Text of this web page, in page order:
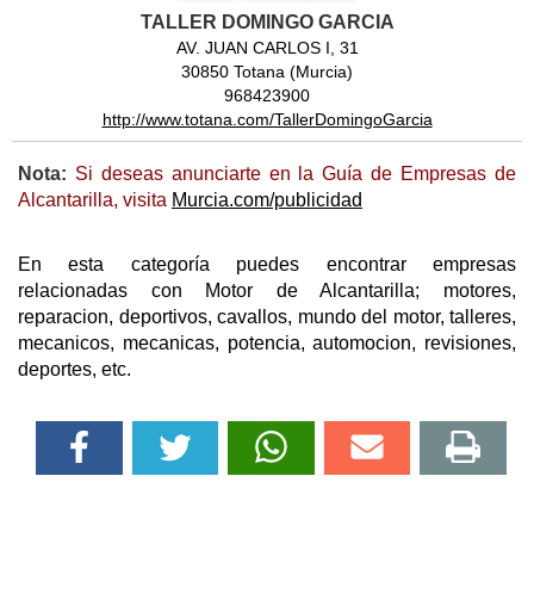
TALLER DOMINGO GARCIA
AV. JUAN CARLOS I, 31
30850 Totana (Murcia)
968423900
http://www.totana.com/TallerDomingoGarcia
Nota: Si deseas anunciarte en la Guía de Empresas de
Alcantarilla, visita Murcia.com/publicidad
En esta categoría puedes encontrar empresas
relacionadas con Motor de Alcantarilla; motores,
reparacion, deportivos, cavallos, mundo del motor, talleres,
mecanicos, mecanicas, potencia, automocion, revisiones,
deportes, etc.